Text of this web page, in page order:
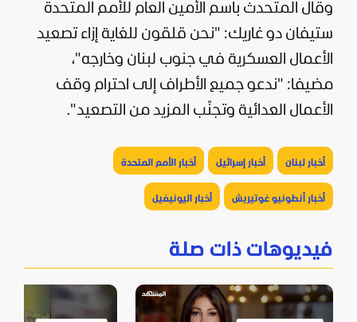
وقال المتحدث باسم الأمين العام للأمم المتحدة
ستيفان دو غاريك: "نحن قلقون للغاية إزاء تصعيد
الأعمال العسكرية في جنوب لبنان وخارجه"،
مضيفا: "ندعو جميع الأطراف إلى احترام وقف
الأعمال العدائية وتجنّب المزيد من التصعيد".
أخبار لبنان أخبار إسرائيل أخبار الأمم المتحدة
أخبار أنطونيو غوتيريش أخبار اليونيفيل
فيديوهات ذات صلة